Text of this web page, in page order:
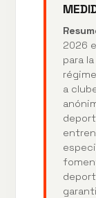
2026
para
a